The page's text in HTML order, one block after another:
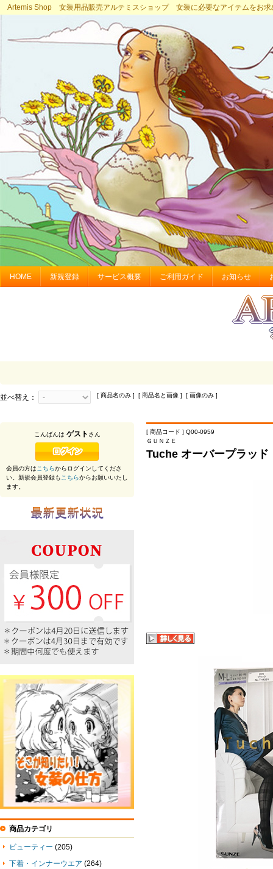
Artemis Shop 女装用品販売アルテミスショップ 女装に必要なアイテムをお求
HOME 新規登録 サービス概要 ご利用ガイド お知らせ
並べ替え： [ 商品名のみ ] [ 商品名と画像 ] [ 画像のみ ]
[ 商品コード ] Q00-0959
ＧＵＮＺＥ
Tuche オーバープラッド
こんばんは ゲスト さん
会員の方はこちらからログインしてくださ
い。新規会員登録もこちらからお願いいたし
ます。
商品カテゴリ
ビューティー (205)
下着・インナーウエア (264)